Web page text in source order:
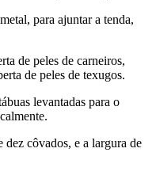
para ajuntar a tenda,
de peles de carneiros,
de peles de texugos.
levantadas para o
dez côvados, e a largura de